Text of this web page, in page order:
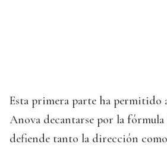
Esta primera parte ha permitido
Anova decantarse por la
defiende tanto la dirección